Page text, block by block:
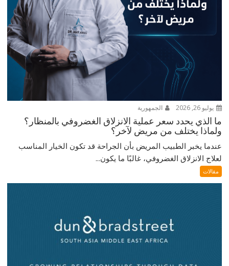
يوليو 26, 2026 الجمهورية
ما الذي يحدد سعر عملية الانزلاق الغضروفي بالمنظار؟
ولماذا يختلف من مريض لآخر؟
عندما يخبر الطبيب المريض بأن الجراحة قد تكون الخيار المناسب
لعلاج الانزلاق الغضروفي، غالبًا ما يكون...
مقالات